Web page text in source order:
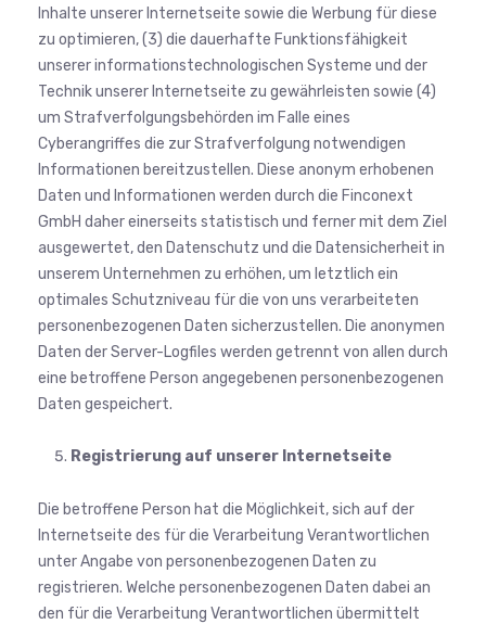
Inhalte unserer Internetseite sowie die Werbung für diese
zu optimieren, (3) die dauerhafte Funktionsfähigkeit
unserer informationstechnologischen Systeme und der
Technik unserer Internetseite zu gewährleisten sowie (4)
um Strafverfolgungsbehörden im Falle eines
Cyberangriffes die zur Strafverfolgung notwendigen
Informationen bereitzustellen. Diese anonym erhobenen
Daten und Informationen werden durch die Finconext
GmbH daher einerseits statistisch und ferner mit dem Ziel
ausgewertet, den Datenschutz und die Datensicherheit in
unserem Unternehmen zu erhöhen, um letztlich ein
optimales Schutzniveau für die von uns verarbeiteten
personenbezogenen Daten sicherzustellen. Die anonymen
Daten der Server-Logfiles werden getrennt von allen durch
eine betroffene Person angegebenen personenbezogenen
Daten gespeichert.
Registrierung auf unserer Internetseite
Die betroffene Person hat die Möglichkeit, sich auf der
Internetseite des für die Verarbeitung Verantwortlichen
unter Angabe von personenbezogenen Daten zu
registrieren. Welche personenbezogenen Daten dabei an
den für die Verarbeitung Verantwortlichen übermittelt